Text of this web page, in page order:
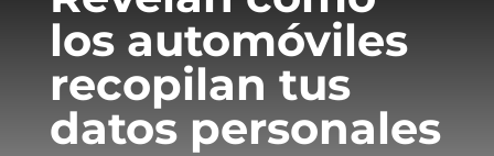
los automóviles
recopilan tus
datos personales